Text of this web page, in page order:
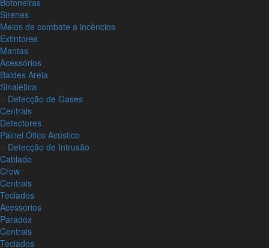
Botoneiras
Sirenes
Meios de combate a incêncios
Extintores
Mantas
Acessórios
Baldes Areia
Sinalética
Detecção de Gases
Centrais
Detectores
Painel Ótico Acústico
Detecção de Intrusão
Cablado
Crow
Centrais
Teclados
Acessórios
Paradox
Centrais
Teclados